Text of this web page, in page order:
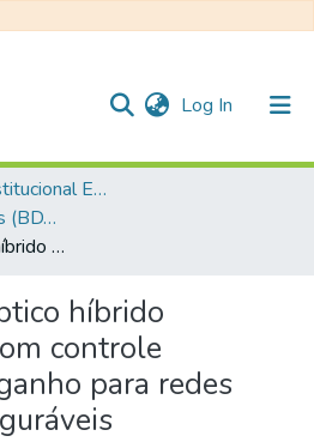
Log In (current)
Repositório Institucional EESC
Teses e Dissertações (BDTD USP)
Amplificador óptico híbrido Raman/EDFA com controle automático de ganho para redes DWDM reconfiguráveis
híbrido
controle
para redes